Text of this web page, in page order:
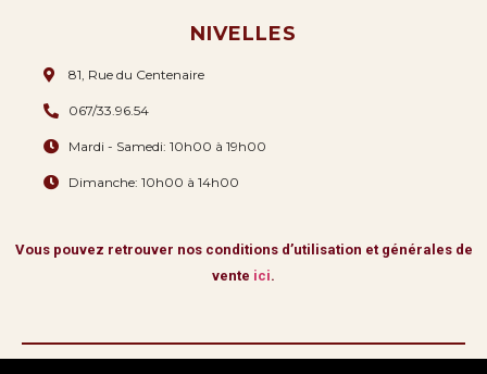
NIVELLES
81, Rue du Centenaire
067/33.96.54
Mardi - Samedi: 10h00 à 19h00
Dimanche: 10h00 à 14h00
Vous pouvez retrouver nos conditions d’utilisation et générales de
vente ici.